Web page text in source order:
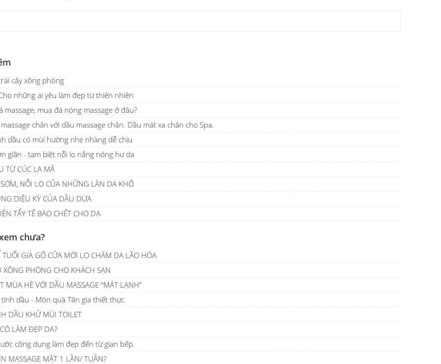
cây xông phòng
những ai yêu làm đẹp từ thiên nhiên
massage, mua đá nóng massage ở đâu?
chân với dầu massage chân. Dầu mát xa chân cho Spa.
dầu có mùi hường nhẹ nhàng dễ chịu
giãn - tạm biệt nỗi lo nắng nóng hư da
TỪ CÚC LA MÃ
NỖI LO CỦA NHỮNG LÀN DA KHÔ
DIỆU KỲ CỦA DẦU DỪA
TẨY TẾ BÀO CHẾT CHO DA
chưa?
GIÀ GÕ CỬA MỚI LO CHĂM DA LÃO HÓA
PHÒNG CHO KHÁCH SẠN
MÙA HÈ VỚI DẦU MASSAGE “MÁT LẠNH”
dầu - Món quà Tân gia thiết thực
DẦU KHỬ MÙI TOILET
LÀM ĐẸP DA?
công dụng làm đẹp đến từ gian bếp.
MASSAGE MẶT 1 LẦN/ TUẦN?